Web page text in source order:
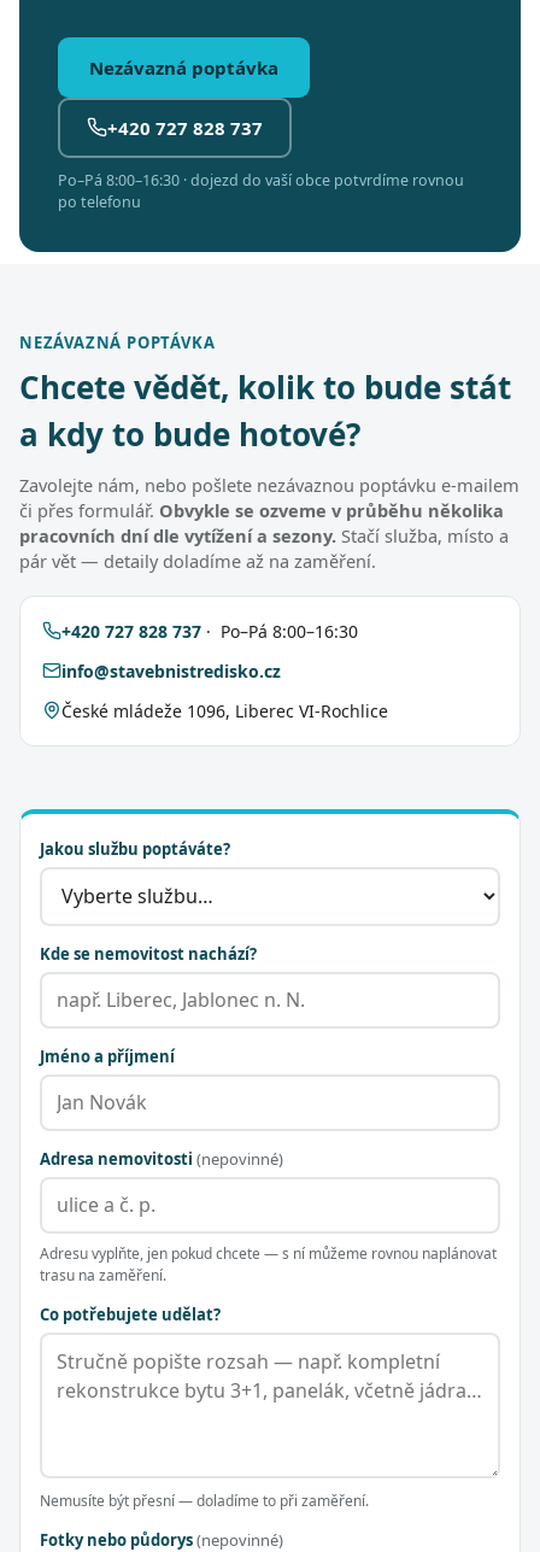
Nezávazná poptávka
+420 727 828 737
Po–Pá 8:00–16:30 · dojezd do vaší obce potvrdíme rovnou
po telefonu
NEZÁVAZNÁ POPTÁVKA
Chcete vědět, kolik to bude stát
a kdy to bude hotové?
Zavolejte nám, nebo pošlete nezávaznou poptávku e-mailem
či přes formulář. Obvykle se ozveme v průběhu několika
pracovních dní dle vytížení a sezony. Stačí služba, místo a
pár vět — detaily doladíme až na zaměření.
+420 727 828 737 · Po–Pá 8:00–16:30
info@stavebnistredisko.cz
České mládeže 1096, Liberec VI-Rochlice
Jakou službu poptáváte?
Kde se nemovitost nachází?
Jméno a příjmení
Adresa nemovitosti (nepovinné)
Adresu vyplňte, jen pokud chcete — s ní můžeme rovnou naplánovat
trasu na zaměření.
Co potřebujete udělat?
Nemusíte být přesní — doladíme to při zaměření.
Fotky nebo půdorys(nepovinné)